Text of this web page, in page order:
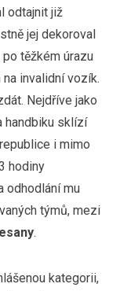
odtajnit již
jej dekoroval
těžkém úrazu
invalidní vozík.
Nejdříve jako
handbiku sklízí
i mimo
hodiny
odhodlání mu
týmů, mezi
.
kategorii,